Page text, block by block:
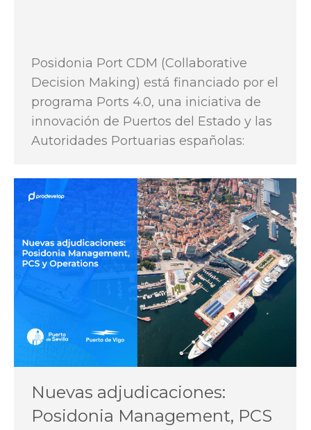
Posidonia Port CDM (Collaborative
Decision Making) está financiado por el
programa Ports 4.0, una iniciativa de
innovación de Puertos del Estado y las
Autoridades Portuarias españolas:
Nuevas adjudicaciones:
Posidonia Management, PCS